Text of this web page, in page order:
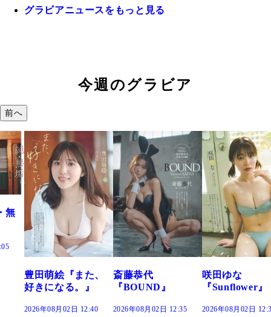
グラビアニュースをもっと見る
今週のグラビア
前へ
斎藤恭代
『BOUND』
2026年08月02日 12:35
咲田ゆな
『Sunflower』
2026年08月02日 12:30
藤水咲桜『花
だまり』
2026年08月02日